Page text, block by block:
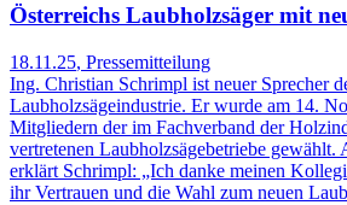
Österreichs Laubholzsäger mit
18.11.25, Pressemitteilung
Ing. Christian Schrimpl ist neuer Sprecher
Laubholzsägeindustrie. Er wurde am 14.
Mitgliedern der im Fachverband der
vertretenen Laubholzsägebetriebe gewählt.
erklärt Schrimpl: „Ich danke meinen
ihr Vertrauen und die Wahl zum neuen